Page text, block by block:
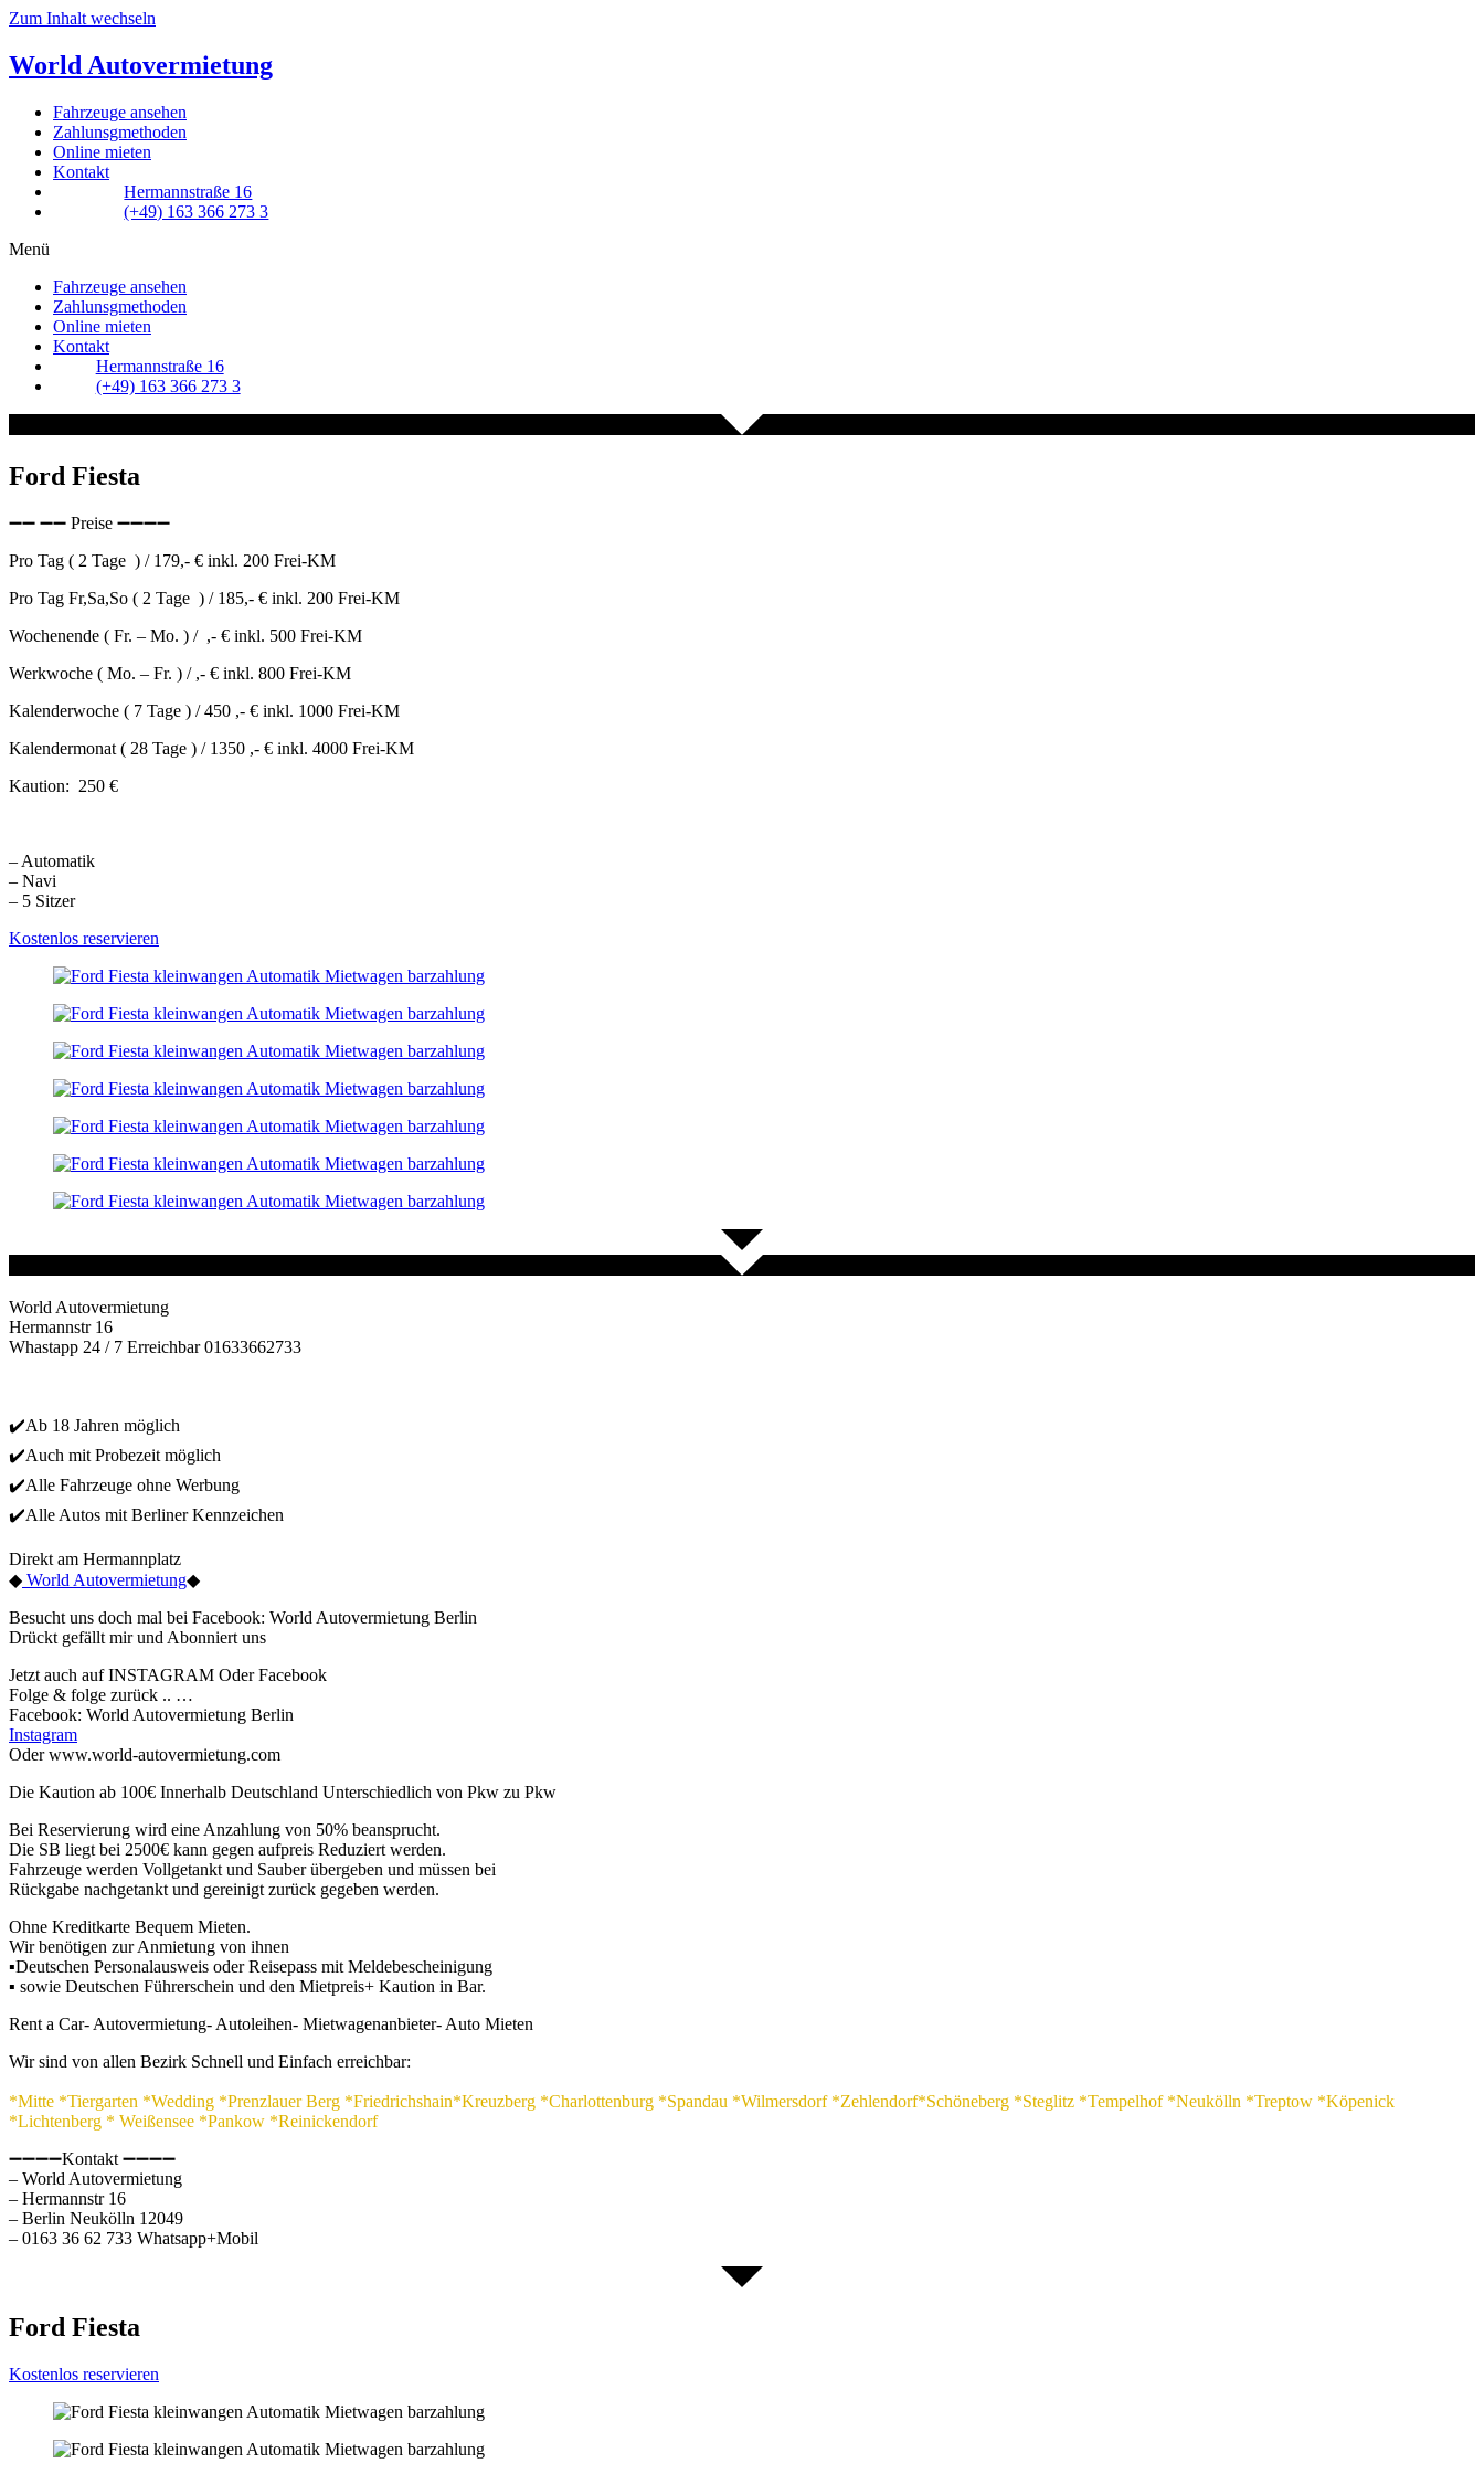
Zum Inhalt wechseln
World Autovermietung
Fahrzeuge ansehen
Zahlunsgmethoden
Online mieten
Kontakt
Hermannstraße 16
(+49) 163 366 273 3
Menü
Fahrzeuge ansehen
Zahlunsgmethoden
Online mieten
Kontakt
Hermannstraße 16
(+49) 163 366 273 3
Ford Fiesta
➖➖ ➖➖ Preise ➖➖➖➖
Pro Tag ( 2 Tage ) / 179,- € inkl. 200 Frei-KM
Pro Tag Fr,Sa,So ( 2 Tage ) / 185,- € inkl. 200 Frei-KM
Wochenende ( Fr. – Mo. ) / ,- € inkl. 500 Frei-KM
Werkwoche ( Mo. – Fr. ) / ,- € inkl. 800 Frei-KM
Kalenderwoche ( 7 Tage ) / 450 ,- € inkl. 1000 Frei-KM
Kalendermonat ( 28 Tage ) / 1350 ,- € inkl. 4000 Frei-KM
Kaution: 250 €
– Automatik
– Navi
– 5 Sitzer
Kostenlos reservieren
World Autovermietung
Hermannstr 16
Whastapp 24 / 7 Erreichbar 01633662733
✔️Ab 18 Jahren möglich
✔️Auch mit Probezeit möglich
✔️Alle Fahrzeuge ohne Werbung
✔️Alle Autos mit Berliner Kennzeichen
Direkt am Hermannplatz
◆ World Autovermietung◆
Besucht uns doch mal bei Facebook: World Autovermietung Berlin
Drückt gefällt mir und Abonniert uns
Jetzt auch auf INSTAGRAM Oder Facebook
Folge & folge zurück .. …
Facebook: World Autovermietung Berlin
Instagram
Oder www.world-autovermietung.com
Die Kaution ab 100€ Innerhalb Deutschland Unterschiedlich von Pkw zu Pkw
Bei Reservierung wird eine Anzahlung von 50% beansprucht.
Die SB liegt bei 2500€ kann gegen aufpreis Reduziert werden.
Fahrzeuge werden Vollgetankt und Sauber übergeben und müssen bei
Rückgabe nachgetankt und gereinigt zurück gegeben werden.
Ohne Kreditkarte Bequem Mieten.
Wir benötigen zur Anmietung von ihnen
▪Deutschen Personalausweis oder Reisepass mit Meldebescheinigung
▪ sowie Deutschen Führerschein und den Mietpreis+ Kaution in Bar.
Rent a Car- Autovermietung- Autoleihen- Mietwagenanbieter- Auto Mieten
Wir sind von allen Bezirk Schnell und Einfach erreichbar:
*Mitte *Tiergarten *Wedding *Prenzlauer Berg *Friedrichshain*Kreuzberg *Charlottenburg *Spandau *Wilmersdorf *Zehlendorf*Schöneberg *Steglitz *Tempelhof *Neukölln *Treptow *Köpenick
*Lichtenberg * Weißensee *Pankow *Reinickendorf
➖➖➖➖Kontakt ➖➖➖➖
– World Autovermietung
– Hermannstr 16
– Berlin Neukölln 12049
– 0163 36 62 733 Whatsapp+Mobil
Ford Fiesta
Kostenlos reservieren